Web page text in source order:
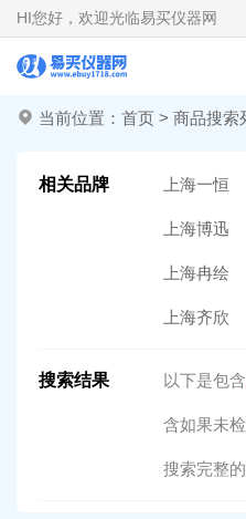
HI您好，欢迎光临易买仪器网
当前位置： 首页 > 商品搜索
相关品牌 上海一恒
上海博迅
上海冉绘
上海齐欣
搜索结果 以下是包含
含如果未
搜索完整